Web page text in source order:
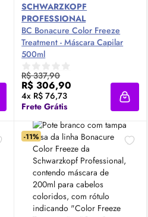
à sacola
SCHWARZKOPF
PROFESSIONAL
BC Bonacure Color Freeze
Treatment - Máscara Capilar
500ml
R$ 337,90
R$ 306,90
4x R$ 76,73
Frete Grátis
-11%